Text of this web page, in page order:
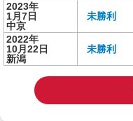
2023年
1月7日
中京
未勝利
2022年
10月22日
新潟
未勝利